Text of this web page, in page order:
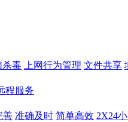
杀毒 上网行为管理 文件共享
程服务
善 准确及时 简单高效 2X24